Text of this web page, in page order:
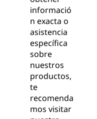
informació
n exacta o
asistencia
específica
sobre
nuestros
productos,
te
recomenda
mos visitar